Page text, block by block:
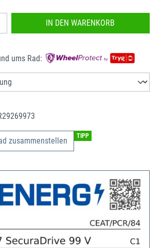
Gib den gewünschten Wert
IN DEN WARENKORB
ums Rad:
zusammenstellen TIPP